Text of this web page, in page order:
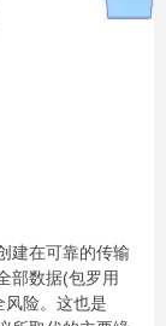
建在可靠的传输
部数据(包罗用
风险。这也是